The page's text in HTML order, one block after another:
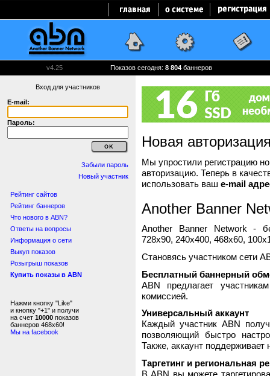
v4.25 Показов сегодня: 8 804 баннеров
Вход для участников
E-mail:
Пароль:
Забыли пароль
Новый участник
Рейтинг сайтов
Рейтинг баннеров
Что нового в ABN?
Ответы на вопросы
Информация о сети
Выкуп показов
Розыгрыш показов
Купить показы в ABN
Нажми кнопку "Like"
и кнопку "+1" и получи
на счет 10000 показов
баннеров 468x60!
Мы на facebook
Новая
Мы упростили регистрацию
авторизацию. Теперь в
использовать ваш e-mail
Another Banner
Another Banner Network -
728x90, 240x400, 468x60,
Становясь участником сети
Бесплатный баннерный
ABN предлагает
комиссией.
Универсальный аккаунт
Каждый участник ABN
позволяющий быстро
Также, аккаунт поддерживает
Таргетинг и региональная
В ABN вы можете